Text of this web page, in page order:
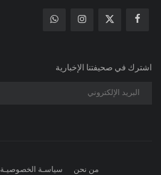
اشترك في صحيفتنا الإخبارية
من نحن سياسـة الخصوصيـة